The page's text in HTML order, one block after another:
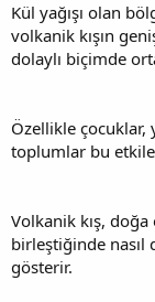
Kül yağışı olan
volkanik kışın
dolaylı biçimde
Özellikle çocuklar,
toplumlar bu
Volkanik kış,
birleştiğinde nasıl
gösterir.